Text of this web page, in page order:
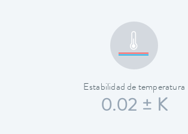
Estabilidad de temperatura
0.02 ± K